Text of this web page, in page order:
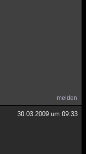
melden
30.03.2009 um 09:33